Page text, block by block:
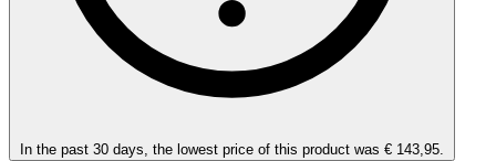
In the past 30 days, the lowest price of this product was € 143,95.